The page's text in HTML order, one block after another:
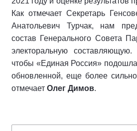
Как отмечает Секретарь
Анатольевич Турчак, нам
состав Генерального Совета
электоральную
чтобы «Единая Россия»
обновленной, еще более
отмечает Олег Димов.